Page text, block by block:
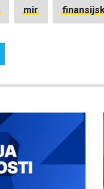
mir